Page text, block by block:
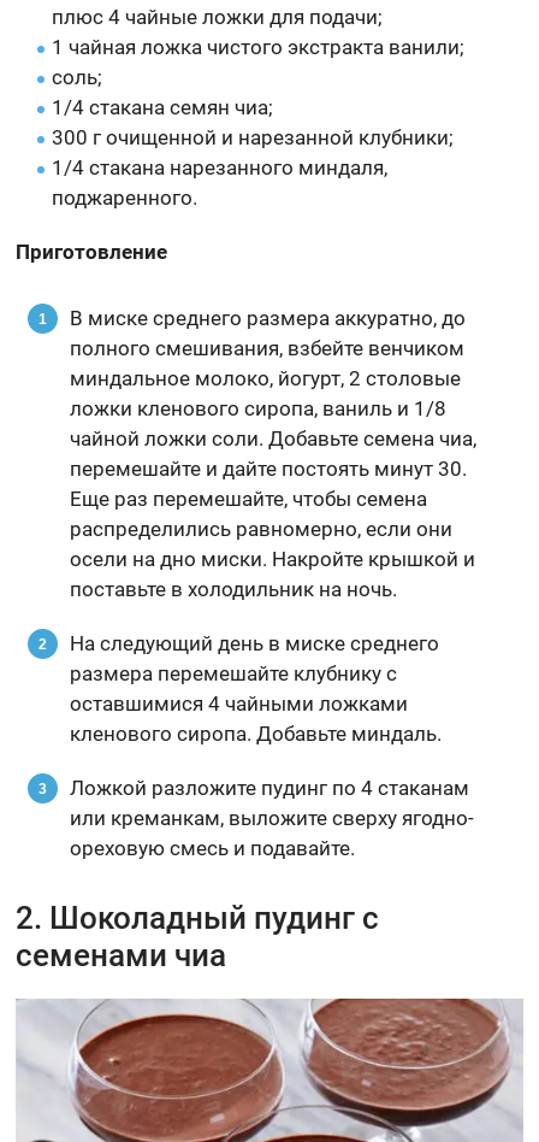
плюс 4 чайные ложки для подачи;
1 чайная ложка чистого экстракта ванили;
соль;
1/4 стакана семян чиа;
300 г очищенной и нарезанной клубники;
1/4 стакана нарезанного миндаля,
поджаренного.
Приготовление
В миске среднего размера аккуратно, до
полного смешивания, взбейте венчиком
миндальное молоко, йогурт, 2 столовые
ложки кленового сиропа, ваниль и 1/8
чайной ложки соли. Добавьте семена чиа,
перемешайте и дайте постоять минут 30.
Еще раз перемешайте, чтобы семена
распределились равномерно, если они
осели на дно миски. Накройте крышкой и
поставьте в холодильник на ночь.
На следующий день в миске среднего
размера перемешайте клубнику с
оставшимися 4 чайными ложками
кленового сиропа. Добавьте миндаль.
Ложкой разложите пудинг по 4 стаканам
или креманкам, выложите сверху ягодно-
ореховую смесь и подавайте.
2. Шоколадный пудинг с
семенами чиа